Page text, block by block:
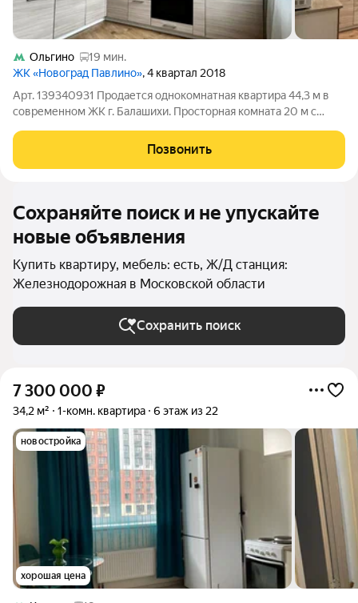
Ольгино
19 мин.
ЖК «Новоград Павлино», 4 квартал 2018
Арт. 139340931 Продается однокомнатная квартира 44,3 м в
современном ЖК г. Балашихи. Просторная комната 20 м с
санузел, большая прихожая. Окна выходят в тихий зеленый
двор. В квартире выполнен
Позвонить
Сохраняйте поиск и не упускайте
новые объявления
Купить квартиру, мебель: есть, Ж/Д станция:
Железнодорожная в Московской области
Сохранить поиск
7 300 000 ₽
34,2 м² 1-комн. квартира 6 этаж из 22
новостройка
хорошая цена